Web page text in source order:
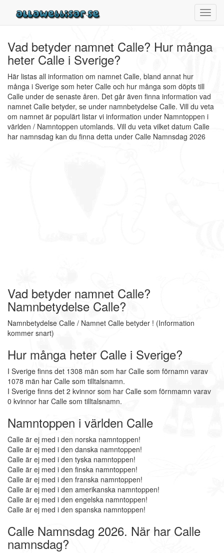
Vad betyder namnet Calle? Hur många
heter Calle i Sverige?
Här listas all information om namnet Calle, bland annat hur
många i Sverige som heter Calle och hur många som döpts till
Calle under de senaste åren. Det går även finna information vad
namnet Calle betyder, se under namnbetydelse Calle. Vill du veta
om namnet är populärt listar vi information under Namntoppen i
världen / Namntoppen utomlands. Vill du veta vilket datum Calle
har namnsdag kan du finna detta under Calle Namnsdag 2026
Vad betyder namnet Calle?
Namnbetydelse Calle?
Namnbetydelse Calle / Namnet Calle betyder ! (Information
kommer snart)
Hur många heter Calle i Sverige?
I Sverige finns det 1308 män som har Calle som förnamn varav
1078 män har Calle som tilltalsnamn.
I Sverige finns det 2 kvinnor som har Calle som förnmamn varav
0 kvinnor har Calle som tilltalsnamn.
Namntoppen i världen Calle
Calle är ej med i den norska namntoppen!
Calle är ej med i den danska namntoppen!
Calle är ej med i den tyska namntoppen!
Calle är ej med i den finska namntoppen!
Calle är ej med i den franska namntoppen!
Calle är ej med i den amerikanska namntoppen!
Calle är ej med i den engelska namntoppen!
Calle är ej med i den spanska namntoppen!
Calle Namnsdag 2026. När har Calle
namnsdag?